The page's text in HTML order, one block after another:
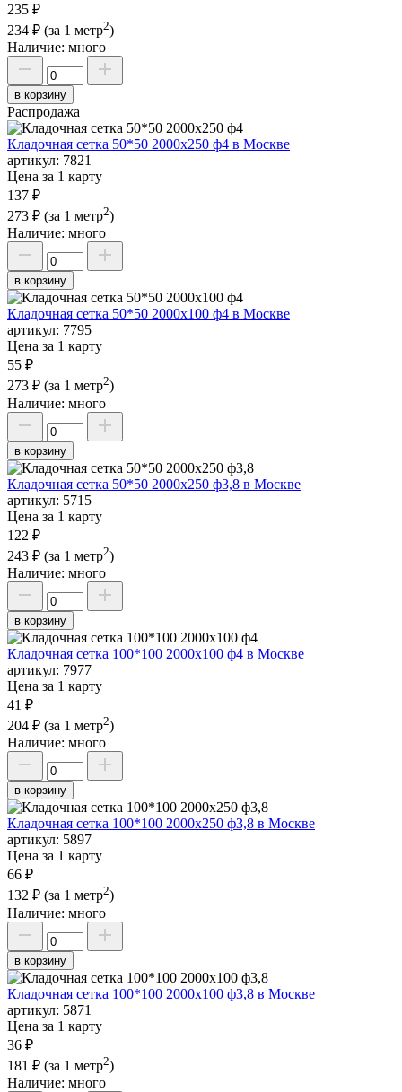
235 ₽
234 ₽ (за 1 метр2)
Наличие: много
в корзину
Распродажа
Кладочная сетка 50*50 2000х250 ф4 в Москве
артикул: 7821
Цена за 1 карту
137 ₽
273 ₽ (за 1 метр2)
Наличие: много
в корзину
Кладочная сетка 50*50 2000х100 ф4 в Москве
артикул: 7795
Цена за 1 карту
55 ₽
273 ₽ (за 1 метр2)
Наличие: много
в корзину
Кладочная сетка 50*50 2000х250 ф3,8 в Москве
артикул: 5715
Цена за 1 карту
122 ₽
243 ₽ (за 1 метр2)
Наличие: много
в корзину
Кладочная сетка 100*100 2000х100 ф4 в Москве
артикул: 7977
Цена за 1 карту
41 ₽
204 ₽ (за 1 метр2)
Наличие: много
в корзину
Кладочная сетка 100*100 2000х250 ф3,8 в Москве
артикул: 5897
Цена за 1 карту
66 ₽
132 ₽ (за 1 метр2)
Наличие: много
в корзину
Кладочная сетка 100*100 2000х100 ф3,8 в Москве
артикул: 5871
Цена за 1 карту
36 ₽
181 ₽ (за 1 метр2)
Наличие: много